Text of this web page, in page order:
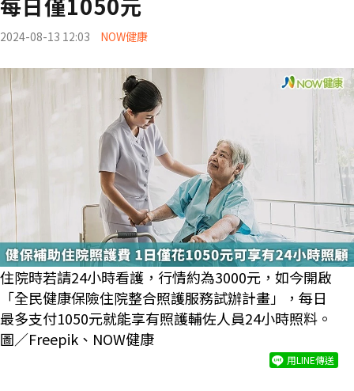
2024-08-13 12:03 NOW健康
住院時若請24小時看護，行情約為3000元，如今開啟
「全民健康保險住院整合照護服務試辦計畫」，每日
最多支付1050元就能享有照護輔佐人員24小時照料。
圖／Freepik、NOW健康
用LINE傳送